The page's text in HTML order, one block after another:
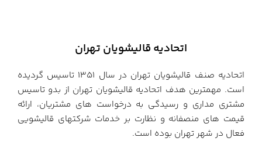
اتحادیه قالیشویان تهران
اتحادیه صنف قالیشویان تهران در سال ۱۳۵۱ تاسیس گردیده
است. مهمترین هدف اتحادیه قالیشویان تهران از بدو تاسیس
مشتری مداری و رسیدگی به درخواست های مشتریان، ارائه
قیمت های منصفانه و نظارت بر خدمات شرکتهای قالیشویی
فعال در شهر تهران بوده است.